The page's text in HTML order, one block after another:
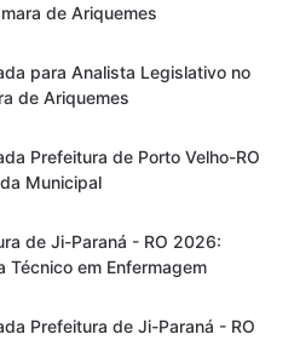
de Ariquemes
para Analista Legislativo no
de Ariquemes
Prefeitura de Porto Velho-RO
Municipal
de Ji-Paraná - RO 2026:
Técnico em Enfermagem
Prefeitura de Ji-Paraná - RO